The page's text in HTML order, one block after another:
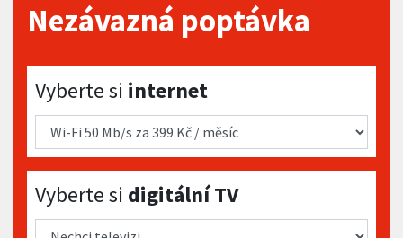
Nezávazná poptávka
Vyberte si internet
Vyberte si internet
Vyberte si digitální TV
Vyberte si digitální TV